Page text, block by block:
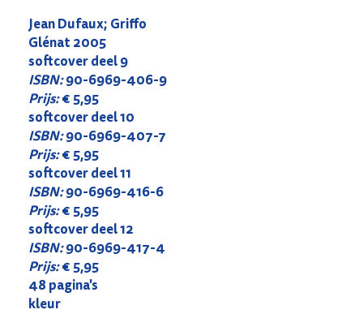
Jean Dufaux; Griffo
Glénat 2005
softcover deel 9
ISBN:90-6969-406-9
Prijs:€ 5,95
softcover deel 10
ISBN:90-6969-407-7
Prijs:€ 5,95
softcover deel 11
ISBN:90-6969-416-6
Prijs:€ 5,95
softcover deel 12
ISBN:90-6969-417-4
Prijs:€ 5,95
48 pagina's
kleur